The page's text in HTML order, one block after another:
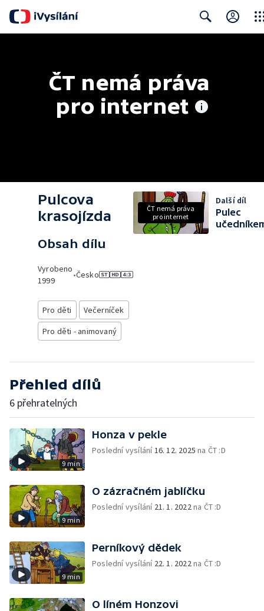
ČT nemá práva
pro internet
Pulcova
krasojízda
Obsah dílu
Vyrobeno
1999
•Česko
Pro děti
Večerníček
Pro děti - animovaný
ČT nemá práva
pro internet
Další díl
Pulec
Přehled dílů
6 přehratelných
9 min
Honza v pekle
Poslední vysílání16. 12. 2025 na ČT :D
9 min
O zázračném jablíčku
Poslední vysílání 21. 1. 2022na ČT :D
9 min
Perníkový dědek
Poslední vysílání 22. 1. 2022na ČT :D
O líném Honzovi